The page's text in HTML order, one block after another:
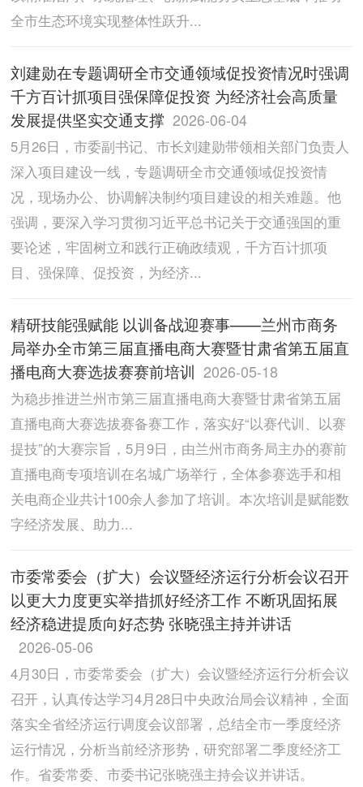
全市生态环境实现整体性跃升...
刘建勋在专题调研全市交通领域促投资情况时强调
千方百计抓项目强保障促投资 为经济社会高质量
发展提供坚实交通支撑 2026-06-04
5月26日，市委副书记、市长刘建勋带领相关部门负责人
深入项目建设一线，专题调研全市交通领域促投资情
况，现场办公、协调解决制约项目建设的相关难题。他
强调，要深入学习贯彻习近平总书记关于交通强国的重
要论述，牢固树立和践行正确政绩观，千方百计抓项
目、强保障、促投资，为经济...
精研技能强赋能 以训备战迎赛事——兰州市商务
局举办全市第三届直播电商大赛暨甘肃省第五届直
播电商大赛选拔赛赛前培训 2026-05-18
为稳步推进兰州市第三届直播电商大赛暨甘肃省第五届
直播电商大赛选拔赛备赛工作，落实好“以赛代训、以赛
提技”的大赛宗旨，5月9日，由兰州市商务局主办的赛前
直播电商专项培训在名城广场举行，全体参赛选手和相
关电商企业共计100余人参加了培训。本次培训是赋能数
字经济发展、助力...
市委常委会（扩大）会议暨经济运行分析会议召开
以更大力度更实举措抓好经济工作 不断巩固拓展
经济稳进提质向好态势 张晓强主持并讲话
2026-05-06
4月30日，市委常委会（扩大）会议暨经济运行分析会议
召开，认真传达学习4月28日中央政治局会议精神，全面
落实全省经济运行调度会议部署，总结全市一季度经济
运行情况，分析当前经济形势，研究部署二季度经济工
作。省委常委、市委书记张晓强主持会议并讲话。